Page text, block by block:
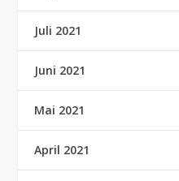
Juli 2021
Juni 2021
Mai 2021
April 2021